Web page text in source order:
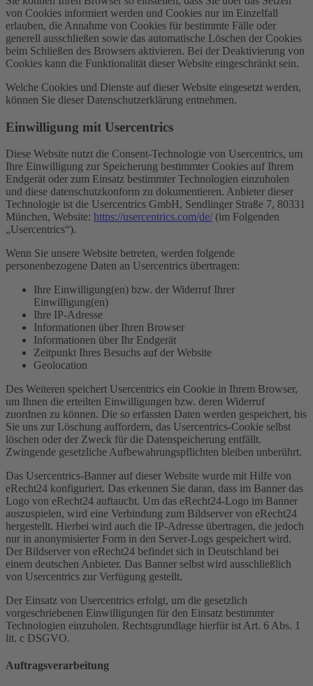
von Cookies informiert werden und Cookies nur im Einzelfall
erlauben, die Annahme von Cookies für bestimmte Fälle oder
generell ausschließen sowie das automatische Löschen der Cookies
beim Schließen des Browsers aktivieren. Bei der Deaktivierung von
Cookies kann die Funktionalität dieser Website eingeschränkt sein.
Welche Cookies und Dienste auf dieser Website eingesetzt werden,
können Sie dieser Datenschutzerklärung entnehmen.
Einwilligung mit Usercentrics
Diese Website nutzt die Consent-Technologie von Usercentrics, um
Ihre Einwilligung zur Speicherung bestimmter Cookies auf Ihrem
Endgerät oder zum Einsatz bestimmter Technologien einzuholen
und diese datenschutzkonform zu dokumentieren. Anbieter dieser
Technologie ist die Usercentrics GmbH, Sendlinger Straße 7, 80331
München, Website: https://usercentrics.com/de/ (im Folgenden
„Usercentrics“).
Wenn Sie unsere Website betreten, werden folgende
personenbezogene Daten an Usercentrics übertragen:
Ihre Einwilligung(en) bzw. der Widerruf Ihrer
Einwilligung(en)
Ihre IP-Adresse
Informationen über Ihren Browser
Informationen über Ihr Endgerät
Zeitpunkt Ihres Besuchs auf der Website
Geolocation
Des Weiteren speichert Usercentrics ein Cookie in Ihrem Browser,
um Ihnen die erteilten Einwilligungen bzw. deren Widerruf
zuordnen zu können. Die so erfassten Daten werden gespeichert, bis
Sie uns zur Löschung auffordern, das Usercentrics-Cookie selbst
löschen oder der Zweck für die Datenspeicherung entfällt.
Zwingende gesetzliche Aufbewahrungspflichten bleiben unberührt.
Das Usercentrics-Banner auf dieser Website wurde mit Hilfe von
eRecht24 konfiguriert. Das erkennen Sie daran, dass im Banner das
Logo von eRecht24 auftaucht. Um das eRecht24-Logo im Banner
auszuspielen, wird eine Verbindung zum Bildserver von eRecht24
hergestellt. Hierbei wird auch die IP-Adresse übertragen, die jedoch
nur in anonymisierter Form in den Server-Logs gespeichert wird.
Der Bildserver von eRecht24 befindet sich in Deutschland bei
einem deutschen Anbieter. Das Banner selbst wird ausschließlich
von Usercentrics zur Verfügung gestellt.
Der Einsatz von Usercentrics erfolgt, um die gesetzlich
vorgeschriebenen Einwilligungen für den Einsatz bestimmter
Technologien einzuholen. Rechtsgrundlage hierfür ist Art. 6 Abs. 1
lit. c DSGVO.
Auftragsverarbeitung